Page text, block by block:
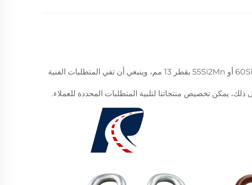
يشبه ω، ويُعرف أيضًا بمشابك ω، مصنوع من فولاذ ربيعي مدلفن على الساخن من نوع 60Si2Mn أو 55Si2Mn بقطر 13 مم، وينبغي أن تفي المتطلبات الفنية
يمكن تخصيص منتجاتنا لتلبية المتطلبات المحددة للعملاء.